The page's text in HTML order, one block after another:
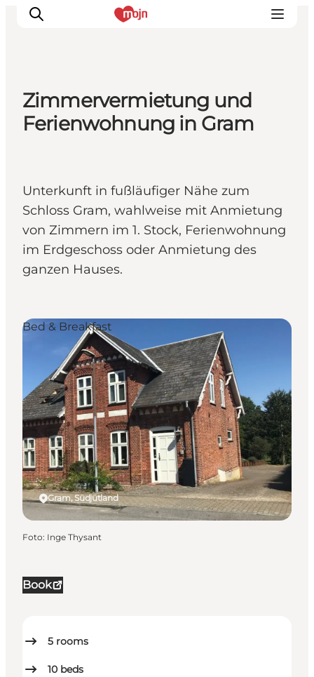
Erlebnisse
Städte und Regionen
Plane deine Reise
Booking
Zimmervermietung und
Ferienwohnung in Gram
Unterkunft in fußläufiger Nähe zum
Schloss Gram, wahlweise mit Anmietung
von Zimmern im 1. Stock, Ferienwohnung
im Erdgeschoss oder Anmietung des
ganzen Hauses.
Book
5 rooms
10 beds
Gram, Südjütland
Bed & Breakfast
Foto: Inge Thysant